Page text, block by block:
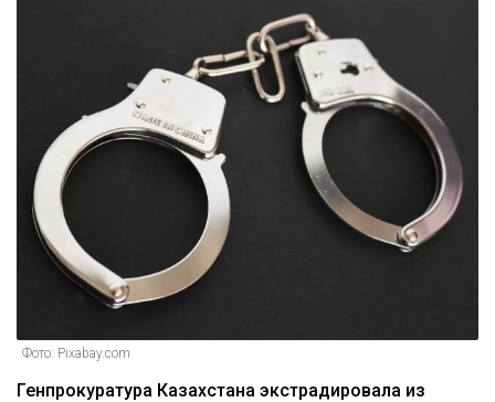
Фото: Pixabay.com
Генпрокуратура Казахстана экстрадировала из